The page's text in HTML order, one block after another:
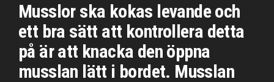
Musslor ska kokas levande och
ett bra sätt att kontrollera detta
på är att knacka den öppna
musslan lätt i bordet. Musslan